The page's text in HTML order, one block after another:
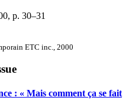
, p. 30–31
ETC inc., 2000
: « Mais comment ça se fait